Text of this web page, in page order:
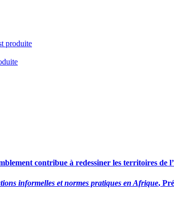
produite
contribue à redessiner les territoires de
informelles et normes pratiques en Afrique,